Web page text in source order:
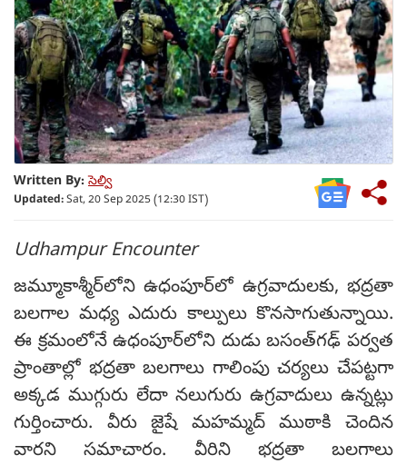
Written By: సెల్వి
Updated:Sat, 20 Sep 2025 (12:30 IST)
Udhampur Encounter
జమ్మూకాశ్మీర్‌లోని ఉధంపూర్‌లో ఉగ్రవాదులకు, భద్రతా
బలగాల మధ్య ఎదురు కాల్పులు కొనసాగుతున్నాయి.
ఈ క్రమంలోనే ఉధంపూర్‌లోని దుడు బసంత్‌గఢ్ పర్వత
ప్రాంతాల్లో భద్రతా బలగాలు గాలింపు చర్యలు చేపట్టగా
అక్కడ ముగ్గురు లేదా నలుగురు ఉగ్రవాదులు ఉన్నట్లు
గుర్తించారు. వీరు జైషే మహమ్మద్ ముఠాకి చెందిన
వారని సమాచారం. వీరిని భద్రతా బలగాలు